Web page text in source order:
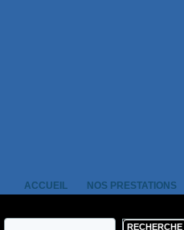
ACCUEIL NOS PRESTATIONS